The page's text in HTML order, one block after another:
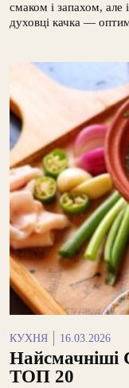
смаком і запахом, але
духовці качка —
КУХНЯ 16.03.2026
Найсмачніші
ТОП 20